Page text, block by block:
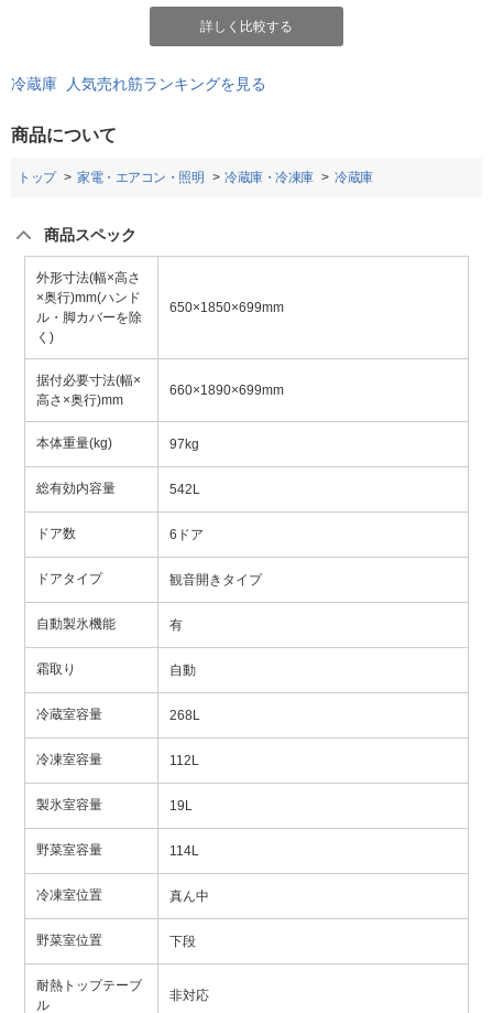
詳しく比較する
冷蔵庫 人気売れ筋ランキングを見る
商品について
トップ 家電・エアコン・照明 冷蔵庫・冷凍庫 冷蔵庫
商品スペック
外形寸法(幅×高さ
×奥行)mm(ハンド
ル・脚カバーを除
く)
650×1850×699mm
据付必要寸法(幅×
高さ×奥行)mm
660×1890×699mm
本体重量(kg) 97kg
総有効内容量 542L
ドア数 6ドア
ドアタイプ 観音開きタイプ
自動製氷機能 有
霜取り 自動
冷蔵室容量 268L
冷凍室容量 112L
製氷室容量 19L
野菜室容量 114L
冷凍室位置 真ん中
野菜室位置 下段
耐熱トップテーブ
ル
非対応